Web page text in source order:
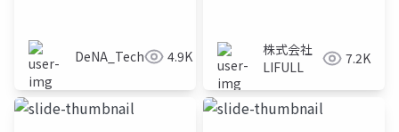
挑む
DeNA_Tech 4.9K
株式会社
LIFULL
7.2K